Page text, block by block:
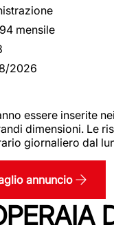
mensile
2026
essere inserite
dimensioni. Le
giornaliero dal
annuncio